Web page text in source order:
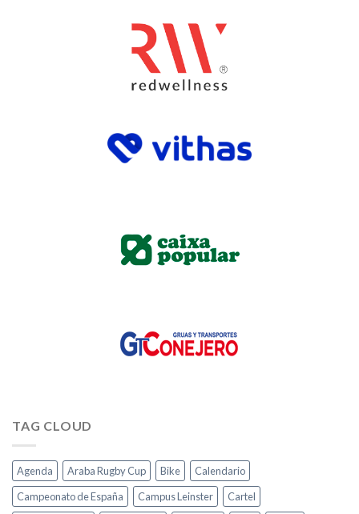
TAG CLOUD
Agenda Araba Rugby Cup Bike
Calendario
Campeonato de España
Campus Leinster
Cartel